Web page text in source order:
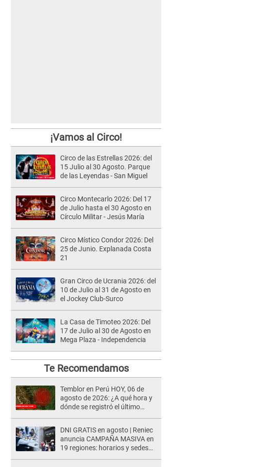
¡Vamos al Circo!
Circo de las Estrellas 2026: del
15 Julio al 30 Agosto. Parque
de las Leyendas - San Miguel
Circo Montecarlo 2026: Del 17
de Julio hasta el 30 Agosto en
Círculo Militar - Jesús María
Circo Místico Condor 2026: Del
25 de Junio. Explanada Costa
21
Gran Circo de Ucrania 2026: del
10 de Julio al 31 de Agosto en
el Jockey Club-Surco
La Casa de Timoteo 2026: Del
17 de Julio al 30 de Agosto en
Mega Plaza - Independencia
Te Recomendamos
Temblor en Perú HOY, 06 de
agosto de 2026: ¿A qué hora y
dónde se registró el último
DNI GRATIS en agosto | Reniec
anuncia CAMPAÑA MASIVA en
19 regiones: horarios y sedes